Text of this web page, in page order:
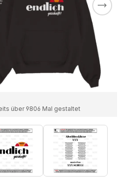
über 9806 Mal gestaltet